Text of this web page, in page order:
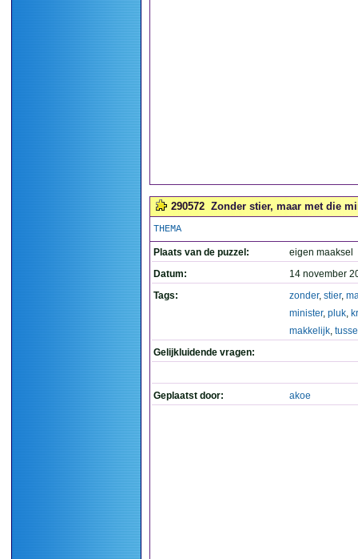
290572 Zonder stier, maar met die
THEMA
Plaats van de puzzel:
eigen maaksel
Datum:
14 november
Tags:
zonder, stier,
minister, pluk,
makkelijk,
Gelijkluidende vragen:
Geplaatst door: akoe